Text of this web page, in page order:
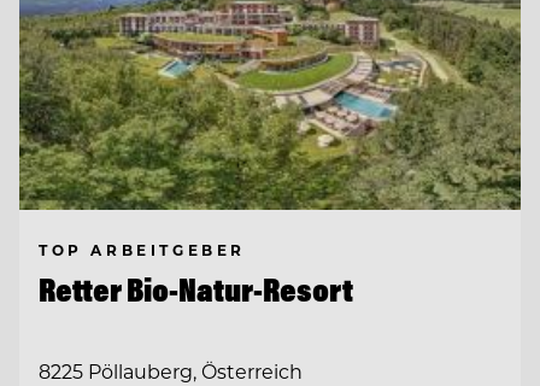
TOP ARBEITGEBER
Retter Bio-Natur-Resort
8225 Pöllauberg, Österreich